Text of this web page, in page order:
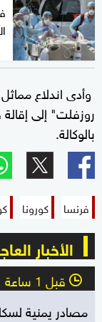
وأدى اندلاع
روزفلت" إلى إقالة
بالوكالة.
فرنسا كورونا
الأخبار
l قبل 1 ساعة
مصادر يمنية